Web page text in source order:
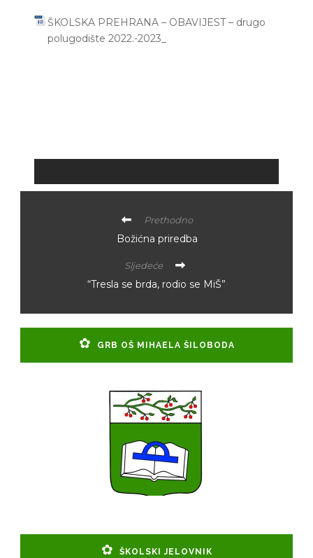
ŠKOLSKA PREHRANA – OBAVIJEST – drugo
polugodište 2022.-2023_
Prethodno
Božićna priredba
Sljedeće
“Tresla se brda, rodio se MiŠ”
GRB OŠ MIHAELA ŠILOBODA
ŠKOLSKI JELOVNIK